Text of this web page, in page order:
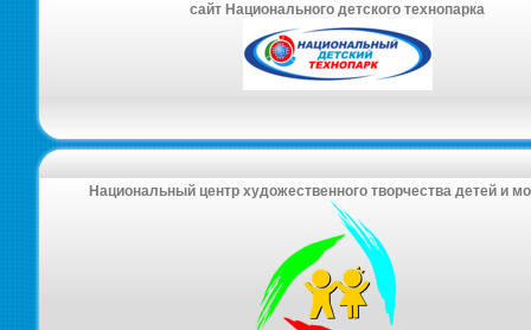
сайт Национального детского технопарка
Национальный центр художественного творчества детей и